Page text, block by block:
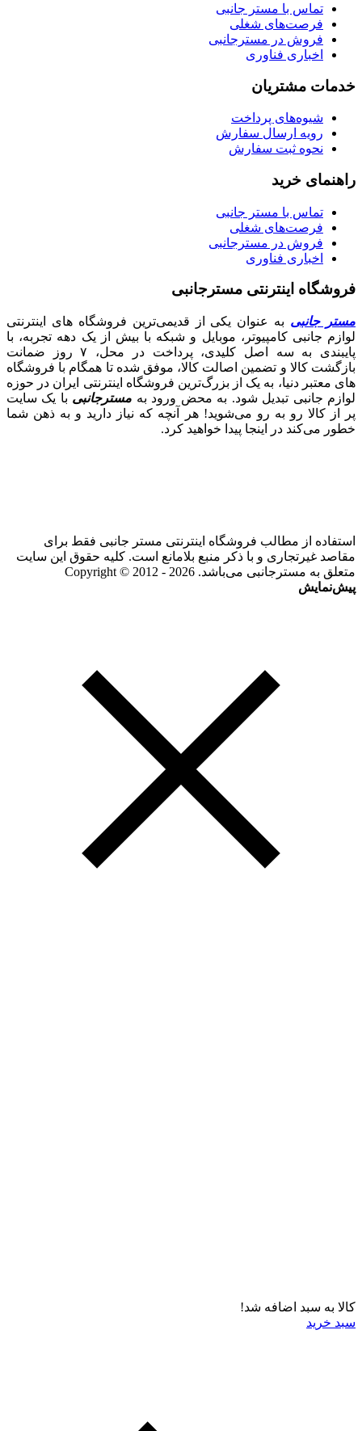
تماس با مستر جانبی
فرصت‌های شغلی
فروش در مسترجانبی
اخباری فناوری
خدمات مشتریان
شیوه‌های پرداخت
رویه ارسال سفارش
نحوه ثبت سفارش
راهنمای خرید
تماس با مستر جانبی
فرصت‌های شغلی
فروش در مسترجانبی
اخباری فناوری
فروشگاه اینترنتی مسترجانبی
مستر جانبی به عنوان یکی از قدیمی‌ترین فروشگاه های اینترنتی
لوازم جانبی کامپیوتر، موبایل و شبکه با بیش از یک دهه تجربه، با
پایبندی به سه اصل کلیدی، پرداخت در محل، ۷ روز ضمانت
بازگشت کالا و تضمین اصالت کالا، موفق شده تا همگام با فروشگاه‌
های معتبر دنیا، به یک از بزرگ‌ترین فروشگاه اینترنتی ایران در حوزه
لوازم جانبی تبدیل شود. به محض ورود به مسترجانبی با یک سایت
پر از کالا رو به رو می‌شوید! هر آنچه که نیاز دارید و به ذهن شما
خطور می‌کند در اینجا پیدا خواهید کرد.
استفاده از مطالب فروشگاه اینترنتی مستر جانبی فقط برای
مقاصد غیرتجاری و با ذکر منبع بلامانع است. کلیه حقوق این سایت
متعلق به مسترجانبی می‌باشد. Copyright © 2012 - 2026
پیش‌نمایش
کالا به سبد اضافه شد!
سبد خرید